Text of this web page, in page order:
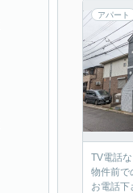
アパート
TV電話
物件前で
お電話下